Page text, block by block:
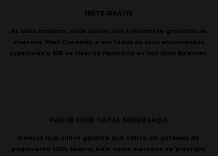
FRETE GRÁTIS
As suas compras, onde quiser, são totalmente gratuitas se
viver nas Ilhas Canárias, e em todas as suas encomendas
superiores a 50€ se viver na Península ou nas Ilhas Baleares.
PAGUE COM TOTAL SEGURANÇA
A nossa loja online garante que utiliza um gateway de
pagamento 100% seguro, bem como métodos de prestígio